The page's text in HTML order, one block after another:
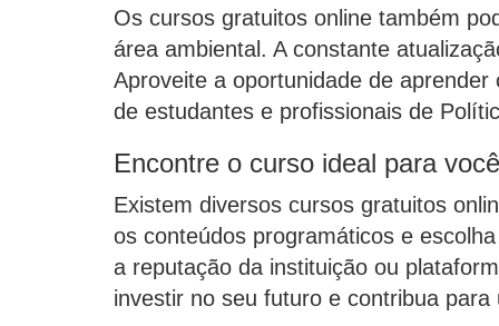
Os cursos gratuitos online também
área ambiental. A constante
Aproveite a oportunidade de
de estudantes e profissionais de
Encontre o curso ideal para você
Existem diversos cursos gratuitos
os conteúdos programáticos e
a reputação da instituição ou
investir no seu futuro e contribua